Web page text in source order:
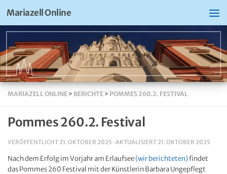
Mariazell Online
MARIAZELL ONLINE > BERICHTE > POMMES 260.2. FESTIVAL
Pommes 260.2. Festival
VERÖFFENTLICHT 21. OKTOBER 2025 · AKTUALISIERT 21. OKTOBER 2025
Nach dem Erfolg im Vorjahr am Erlaufsee(wir berichteten)findet
das Pommes 260 Festival mit der Künstlerin Barbara Ungepflegt